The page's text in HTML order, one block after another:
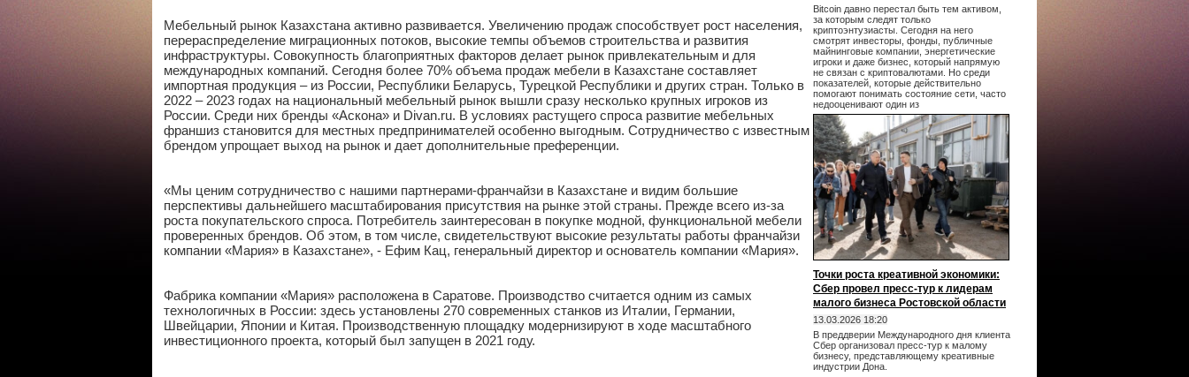
Мебельный рынок Казахстана активно развивается. Увеличению продаж способствует рост населения,
перераспределение миграционных потоков, высокие темпы объемов строительства и развития
инфраструктуры. Совокупность благоприятных факторов делает рынок привлекательным и для
международных компаний. Сегодня более 70% объема продаж мебели в Казахстане составляет
импортная продукция – из России, Республики Беларусь, Турецкой Республики и других стран. Только в
2022 – 2023 годах на национальный мебельный рынок вышли сразу несколько крупных игроков из
России. Среди них бренды «Аскона» и Divan.ru. В условиях растущего спроса развитие мебельных
франшиз становится для местных предпринимателей особенно выгодным. Сотрудничество с известным
брендом упрощает выход на рынок и дает дополнительные преференции.
«Мы ценим сотрудничество с нашими партнерами-франчайзи в Казахстане и видим большие
перспективы дальнейшего масштабирования присутствия на рынке этой страны. Прежде всего из-за
роста покупательского спроса. Потребитель заинтересован в покупке модной, функциональной мебели
проверенных брендов. Об этом, в том числе, свидетельствуют высокие результаты работы франчайзи
компании «Мария» в Казахстане», - Ефим Кац, генеральный директор и основатель компании «Мария».
Фабрика компании «Мария» расположена в Саратове. Производство считается одним из самых
технологичных в России: здесь установлены 270 современных станков из Италии, Германии,
Швейцарии, Японии и Китая. Производственную площадку модернизируют в ходе масштабного
инвестиционного проекта, который был запущен в 2021 году.
Bitcoin давно перестал быть тем активом,
за которым следят только
криптоэнтузиасты. Сегодня на него
смотрят инвесторы, фонды, публичные
майнинговые компании, энергетические
игроки и даже бизнес, который напрямую
не связан с криптовалютами. Но среди
показателей, которые действительно
помогают понимать состояние сети, часто
недооценивают один из
Точки роста креативной экономики:
Сбер провел пресс-тур к лидерам
малого бизнеса Ростовской области
13.03.2026 18:20
В преддверии Международного дня клиента
Сбер организовал пресс-тур к малому
бизнесу, представляющему креативные
индустрии Дона.